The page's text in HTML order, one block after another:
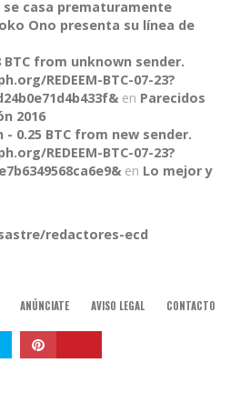
se casa prematuramente
Ono presenta su línea de
from unknown sender.
REDEEM-BTC-07-23?
en Parecidos
2016
0.25 BTC from new sender.
REDEEM-BTC-07-23?
en Lo mejor y
redactores-ecd
ANÚNCIATE AVISO LEGAL CONTACTO